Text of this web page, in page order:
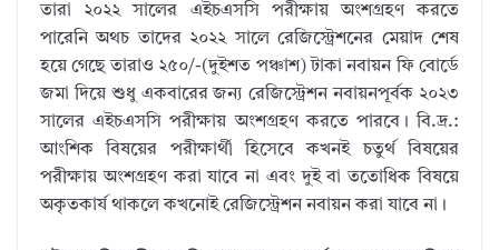
তারা ২০২২ সালের এইচএসসি পরীক্ষায় অংশগ্রহণ করতে
পারেনি অথচ তাদের ২০২২ সালে রেজিস্ট্রেশনের মেয়াদ শেষ
হয়ে গেছে তারাও ২৫০/-(দুইশত পঞ্চাশ) টাকা নবায়ন ফি বোর্ডে
জমা দিয়ে শুধু একবারের জন্য রেজিস্ট্রেশন নবায়নপূর্বক ২০২৩
সালের এইচএসসি পরীক্ষায় অংশগ্রহণ করতে পারবে। বি.দ্র.:
আংশিক বিষয়ের পরীক্ষার্থী হিসেবে কখনই চতুর্থ বিষয়ের
পরীক্ষায় অংশগ্রহণ করা যাবে না এবং দুই বা ততোধিক বিষয়ে
অকৃতকার্য থাকলে কখনোই রেজিস্ট্রেশন নবায়ন করা যাবে না।